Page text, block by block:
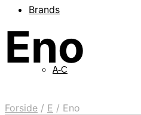
Brands
A-C
Eno
Forside / E / Eno